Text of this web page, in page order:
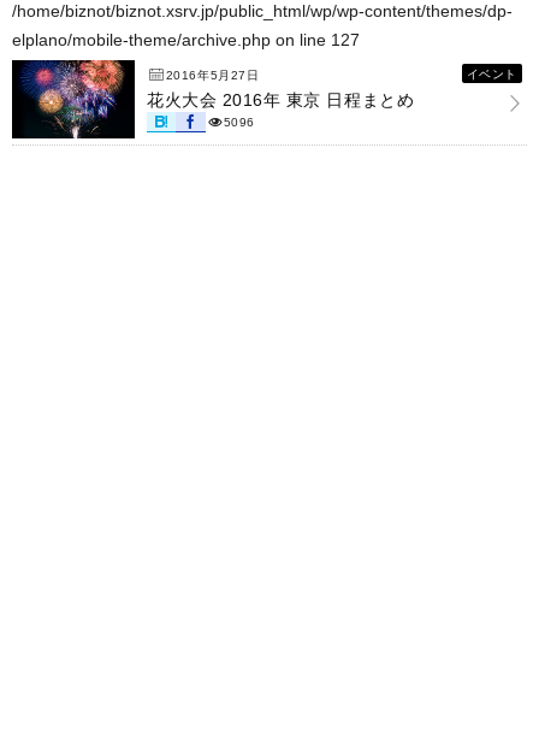
/home/biznot/biznot.xsrv.jp/public_html/wp/wp-content/themes/dp-
elplano/mobile-theme/archive.php on line 127
2016年5月27日 イベント
花火大会 2016年 東京 日程まとめ
5096